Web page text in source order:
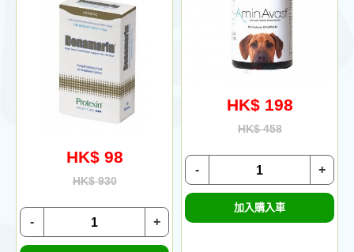
HK$ 98
HK$ 930
+
-
HK$ 198
HK$ 458
+
-
加入購入車